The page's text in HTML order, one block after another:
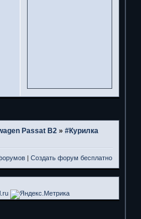
Passat B2 » #Курилка
|Создать форум бесплатно